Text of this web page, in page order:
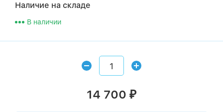
Наличие на складе
В наличии
14 700 ₽